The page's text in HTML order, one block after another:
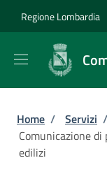
Regione Lombardia
Briciole
Home / Servizi /
Comunicazione
edilizi